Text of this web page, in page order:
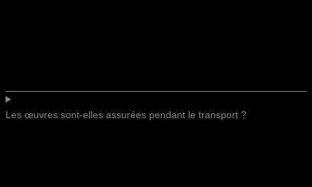
Les œuvres sont-elles assurées pendant le transport ?